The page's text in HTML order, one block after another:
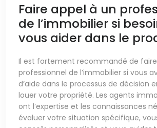
Faire appel à un
de l’immobilier si
vous aider dans le
Il est fortement recommandé de
professionnel de l’immobilier si vous
d’aide dans le processus de décision
louer votre propriété. Les agents
ont l’expertise et les connaissances
évaluer votre situation spécifique,